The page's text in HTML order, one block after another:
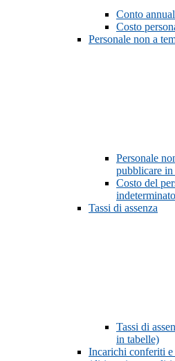
Conto
Costo
Personale non a
Personale
pubblicare in
Costo del
Tassi di assenza
Tassi di
in tabelle)
Incarichi conferiti